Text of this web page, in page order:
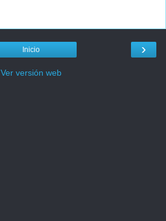
›
Inicio
Ver versión web